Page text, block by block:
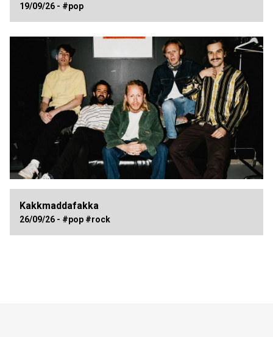
19/09/26 - #pop
Kakkmaddafakka
26/09/26 - #pop #rock